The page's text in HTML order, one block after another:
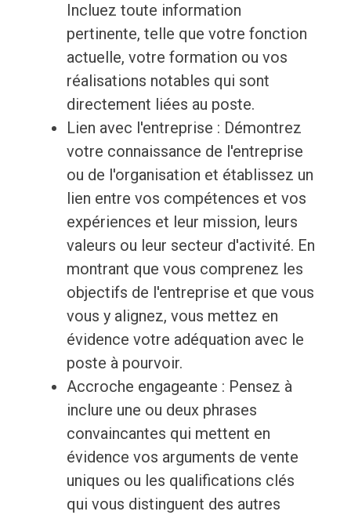
Incluez toute information
pertinente, telle que votre fonction
actuelle, votre formation ou vos
réalisations notables qui sont
directement liées au poste.
Lien avec l'entreprise : Démontrez
votre connaissance de l'entreprise
ou de l'organisation et établissez un
lien entre vos compétences et vos
expériences et leur mission, leurs
valeurs ou leur secteur d'activité. En
montrant que vous comprenez les
objectifs de l'entreprise et que vous
vous y alignez, vous mettez en
évidence votre adéquation avec le
poste à pourvoir.
Accroche engageante : Pensez à
inclure une ou deux phrases
convaincantes qui mettent en
évidence vos arguments de vente
uniques ou les qualifications clés
qui vous distinguent des autres